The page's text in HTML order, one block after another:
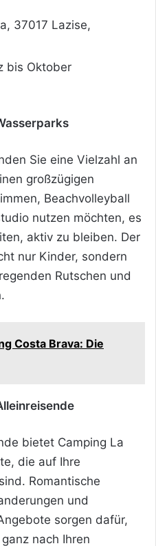
37017 Lazise,
bis Oktober
Sie eine Vielzahl an
großzügigen
Beachvolleyball
nutzen möchten, es
aktiv zu bleiben. Der
nur Kinder, sondern
Rutschen und
Costa Brava: Die
bietet Camping La
die auf Ihre
Romantische
und
sorgen dafür,
nach Ihren